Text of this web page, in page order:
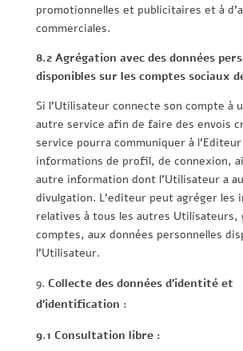
promotionnelles et publicitaires et à
commerciales.
8.2 Agrégation avec des données
disponibles sur les comptes sociaux
Si l’Utilisateur connecte son compte à
autre service afin de faire des envois
service pourra communiquer à l’Editeur
informations de profil, de connexion,
autre information dont l’Utilisateur a
divulgation. L’editeur peut agréger les
relatives à tous les autres Utilisateurs,
comptes, aux données personnelles
l’Utilisateur.
Collecte des données d’identité et
d’identification :
9.1 Consultation libre :